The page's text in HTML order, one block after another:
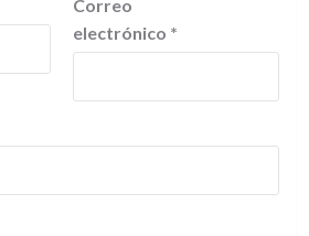
Correo
electrónico *